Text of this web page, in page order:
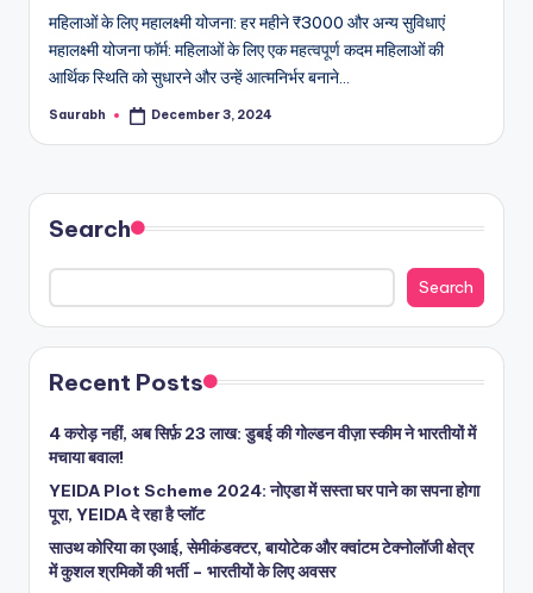
महिलाओं के लिए महालक्ष्मी योजना: हर महीने ₹3000 और अन्य सुविधाएं
महालक्ष्मी योजना फॉर्म: महिलाओं के लिए एक महत्वपूर्ण कदम महिलाओं की
आर्थिक स्थिति को सुधारने और उन्हें आत्मनिर्भर बनाने…
Posted
Saurabh December 3, 2024
Search
Search
Recent Posts
4 करोड़ नहीं, अब सिर्फ़ 23 लाख: डुबई की गोल्डन वीज़ा स्कीम ने भारतीयों में
मचाया बवाल!
YEIDA Plot Scheme 2024: नोएडा में सस्ता घर पाने का सपना होगा
पूरा, YEIDA दे रहा है प्लॉट
साउथ कोरिया का एआई, सेमीकंडक्टर, बायोटेक और क्वांटम टेक्नोलॉजी क्षेत्र
में कुशल श्रमिकों की भर्ती – भारतीयों के लिए अवसर